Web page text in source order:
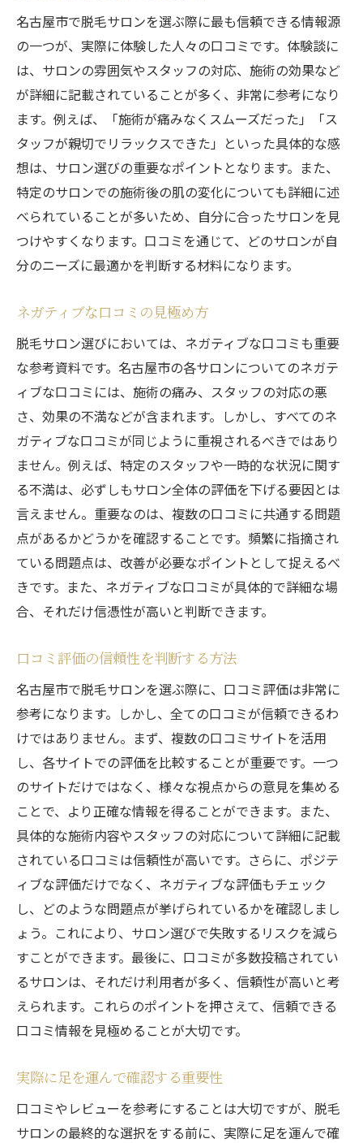
名古屋市で脱毛サロンを選ぶ際に最も信頼できる情報源
の一つが、実際に体験した人々の口コミです。体験談に
は、サロンの雰囲気やスタッフの対応、施術の効果など
が詳細に記載されていることが多く、非常に参考になり
ます。例えば、「施術が痛みなくスムーズだった」「ス
タッフが親切でリラックスできた」といった具体的な感
想は、サロン選びの重要なポイントとなります。また、
特定のサロンでの施術後の肌の変化についても詳細に述
べられていることが多いため、自分に合ったサロンを見
つけやすくなります。口コミを通じて、どのサロンが自
分のニーズに最適かを判断する材料になります。
ネガティブな口コミの見極め方
脱毛サロン選びにおいては、ネガティブな口コミも重要
な参考資料です。名古屋市の各サロンについてのネガテ
ィブな口コミには、施術の痛み、スタッフの対応の悪
さ、効果の不満などが含まれます。しかし、すべてのネ
ガティブな口コミが同じように重視されるべきではあり
ません。例えば、特定のスタッフや一時的な状況に関す
る不満は、必ずしもサロン全体の評価を下げる要因とは
言えません。重要なのは、複数の口コミに共通する問題
点があるかどうかを確認することです。頻繁に指摘され
ている問題点は、改善が必要なポイントとして捉えるべ
きです。また、ネガティブな口コミが具体的で詳細な場
合、それだけ信憑性が高いと判断できます。
口コミ評価の信頼性を判断する方法
名古屋市で脱毛サロンを選ぶ際に、口コミ評価は非常に
参考になります。しかし、全ての口コミが信頼できるわ
けではありません。まず、複数の口コミサイトを活用
し、各サイトでの評価を比較することが重要です。一つ
のサイトだけではなく、様々な視点からの意見を集める
ことで、より正確な情報を得ることができます。また、
具体的な施術内容やスタッフの対応について詳細に記載
されている口コミは信頼性が高いです。さらに、ポジテ
ィブな評価だけでなく、ネガティブな評価もチェック
し、どのような問題点が挙げられているかを確認しまし
ょう。これにより、サロン選びで失敗するリスクを減ら
すことができます。最後に、口コミが多数投稿されてい
るサロンは、それだけ利用者が多く、信頼性が高いと考
えられます。これらのポイントを押さえて、信頼できる
口コミ情報を見極めることが大切です。
実際に足を運んで確認する重要性
口コミやレビューを参考にすることは大切ですが、脱毛
サロンの最終的な選択をする前に、実際に足を運んで確